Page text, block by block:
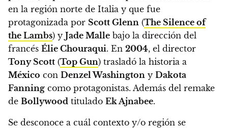
en la región norte de Italia y que fue
protagonizada por Scott Glenn (The Silence of
the Lambs) y Jade Malle bajo la dirección del
francés Élie Chouraqui. En 2004, el director
Tony Scott (Top Gun) trasladó la historia a
México con Denzel Washington y Dakota
Fanning como protagonistas. Además del remake
de Bollywood titulado Ek Ajnabee.
Se desconoce a cuál contexto y/o región se